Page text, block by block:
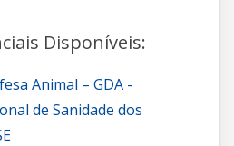
Disponíveis:
Animal – GDA -
de Sanidade dos